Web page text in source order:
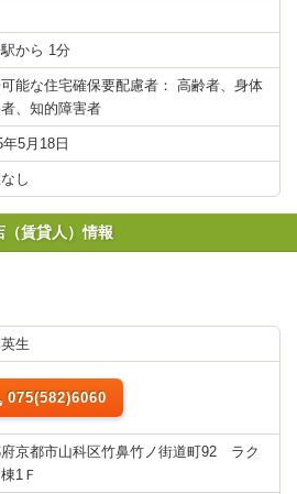
から 1分
可能な住宅確保要配慮者： 高齢者、身体
、知的障害者
5月18日
し
（賃貸人）情報
生
075(582)6060
京都市山科区竹鼻竹ノ街道町92 ラク
1Ｆ